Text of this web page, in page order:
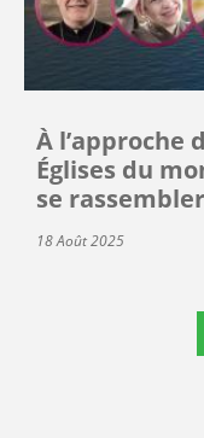
À l’approche
Églises du
se
18 Août 2025